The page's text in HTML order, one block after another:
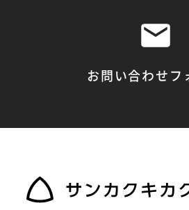
お問い合わせフ